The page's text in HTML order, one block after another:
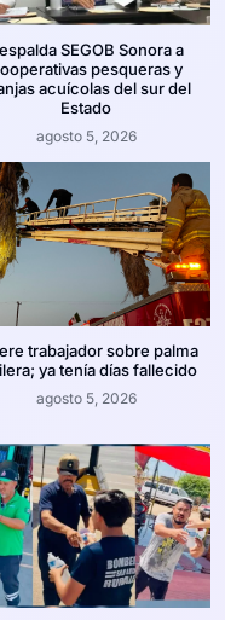
SEGOB Sonora a
pesqueras y
acuícolas del sur del
Estado
agosto 5, 2026
trabajador sobre palma
ya tenía días fallecido
agosto 5, 2026